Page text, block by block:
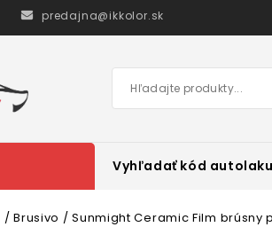
predajna@ikkolor.sk
Vyhľadať kód autolaku
Brusivo Sunmight Ceramic Film brúsny